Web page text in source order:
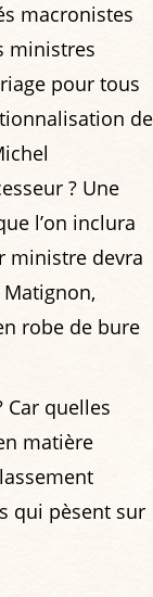
macronistes
ministres
pour tous
de
? Une
l’on inclura
ministre devra
robe de bure
Car quelles
matière
qui pèsent sur